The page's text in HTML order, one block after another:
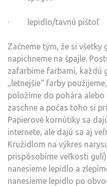
· lepidlo/tavnú pištoľ
Začneme tým, že si všetky
napichneme na špajle.
zafarbíme farbami, každú
„letnejšie“ farby
položíme do pohára alebo
zaschne a počas toho si
Papierové kornútiky sa
internete, ale dajú sa aj
Kružidlom na výkres
prispôsobíme veľkosti
nanesieme lepidlo a
nanesieme lepidlo po